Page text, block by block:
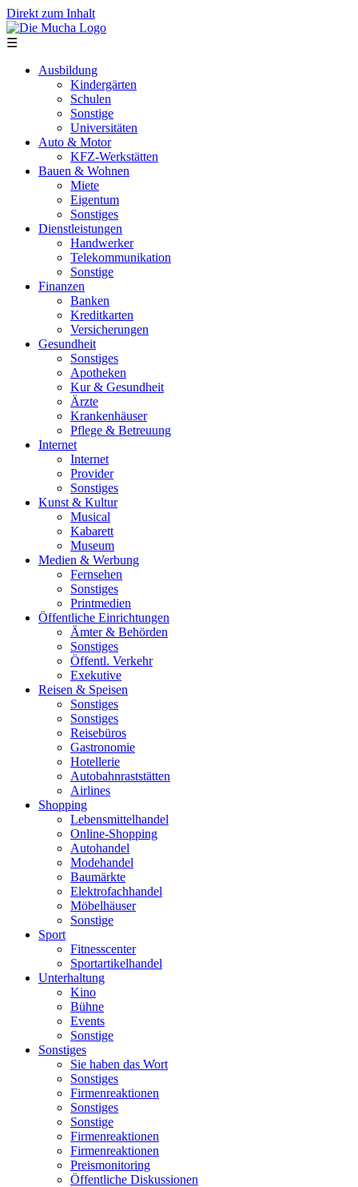
Direkt zum Inhalt
☰
Ausbildung
Kindergärten
Schulen
Sonstige
Universitäten
Auto & Motor
KFZ-Werkstätten
Bauen & Wohnen
Miete
Eigentum
Sonstiges
Dienstleistungen
Handwerker
Telekommunikation
Sonstige
Finanzen
Banken
Kreditkarten
Versicherungen
Gesundheit
Sonstiges
Apotheken
Kur & Gesundheit
Ärzte
Krankenhäuser
Pflege & Betreuung
Internet
Internet
Provider
Sonstiges
Kunst & Kultur
Musical
Kabarett
Museum
Medien & Werbung
Fernsehen
Sonstiges
Printmedien
Öffentliche Einrichtungen
Ämter & Behörden
Sonstiges
Öffentl. Verkehr
Exekutive
Reisen & Speisen
Sonstiges
Sonstiges
Reisebüros
Gastronomie
Hotellerie
Autobahnraststätten
Airlines
Shopping
Lebensmittelhandel
Online-Shopping
Autohandel
Modehandel
Baumärkte
Elektrofachhandel
Möbelhäuser
Sonstige
Sport
Fitnesscenter
Sportartikelhandel
Unterhaltung
Kino
Bühne
Events
Sonstige
Sonstiges
Sie haben das Wort
Sonstiges
Firmenreaktionen
Sonstiges
Sonstige
Firmenreaktionen
Firmenreaktionen
Preismonitoring
Öffentliche Diskussionen